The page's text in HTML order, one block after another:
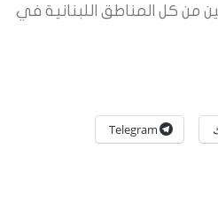
من كل المناطق اللبنانية في
Telegram